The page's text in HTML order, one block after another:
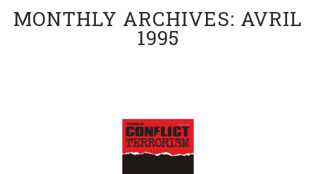
content
MONTHLY ARCHIVES: AVRIL
1995